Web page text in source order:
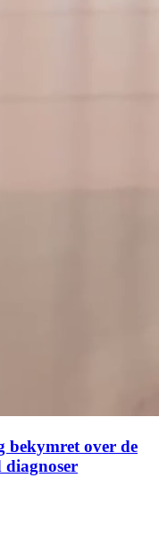
bekymret over de
diagnoser